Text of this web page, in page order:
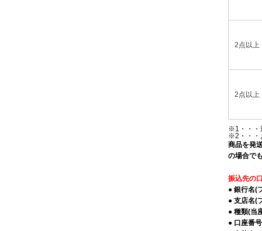
2点以上
2点以上
※1・・・
※2・・・
商品を発
の場合で
振込先の
● 銀行名(
● 支店名(
● 種類(当
● 口座番号